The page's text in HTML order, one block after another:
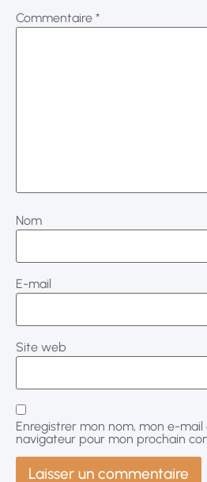
Commentaire *
Nom
E-mail
Site web
Enregistrer mon nom, mon e-
navigateur pour mon prochain